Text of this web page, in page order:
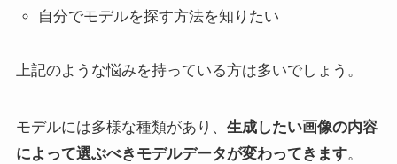
自分でモデルを探す方法を知りたい
上記のような悩みを持っている方は多いでしょう。
モデルには多様な種類があり、 生成したい画像の内容
によって選ぶべきモデルデータが変わってきます。